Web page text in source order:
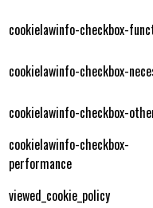
cookielawinfo-checkbox-
cookielawinfo-checkbox-
cookielawinfo-checkbox-
cookielawinfo-checkbox-
performance
viewed_cookie_policy